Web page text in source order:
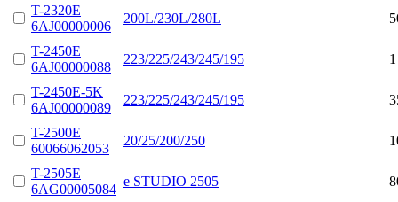
T-2320E
6AJ00000006
200L/230L/280L
T-2450E
6AJ00000088
223/225/243/245/195
T-2450E-5K
6AJ00000089
223/225/243/245/195
T-2500E
60066062053
20/25/200/250
T-2505E
6AG00005084
e STUDIO 2505